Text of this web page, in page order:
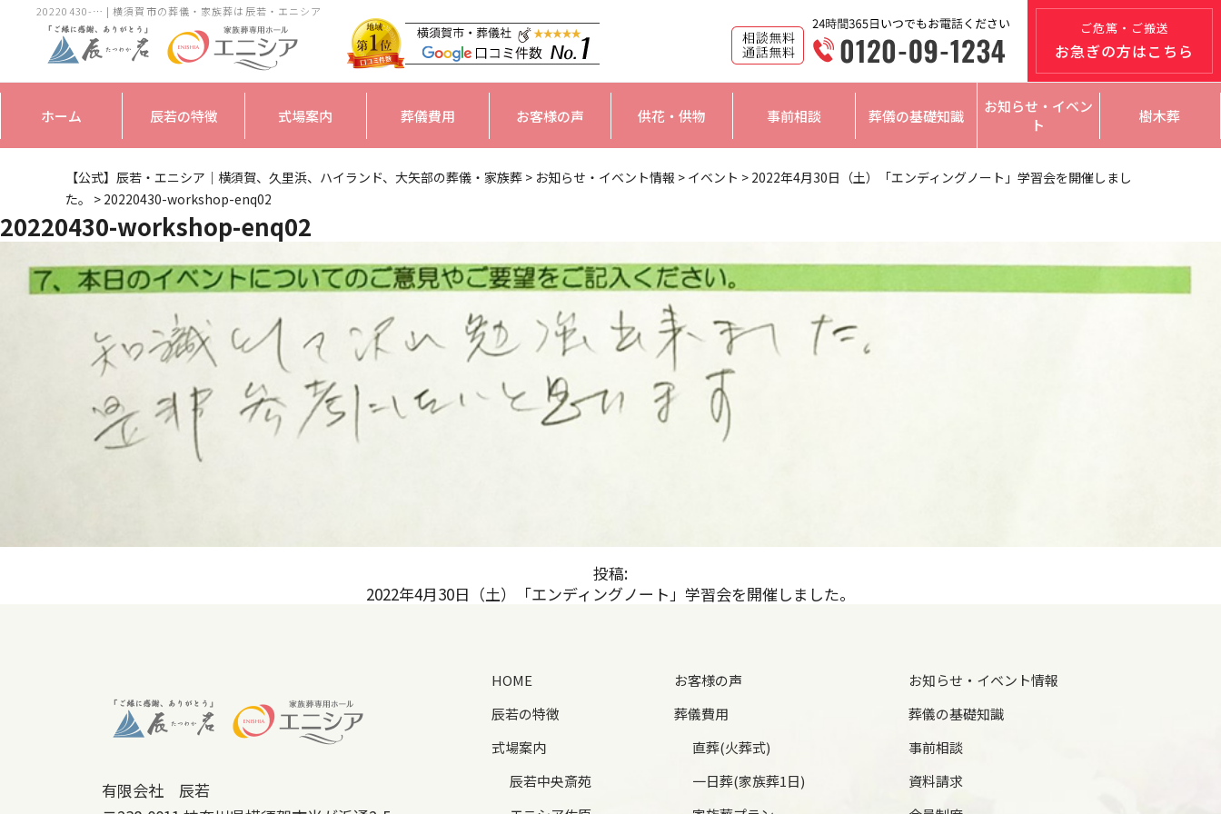
20220430-… | 横須賀市の葬儀・家族葬は辰若・エニシア
ご危篤・ご搬送
お急ぎの方はこちら
ホーム 辰若の特徴 式場案内 葬儀費用 お客様の声 供花・供物 事前相談 葬儀の基礎知識
お知らせ・イベン
ト
樹木葬
【公式】辰若・エニシア｜横須賀、久里浜、ハイランド、大矢部の葬儀・家族葬 > お知らせ・イベント情報 > イベント > 2022年4月30日（土）「エンディングノート」学習会を開催しまし
た。
> 20220430-workshop-enq02
20220430-workshop-enq02
投稿:
2022年4月30日（土）「エンディングノート」学習会を開催しました。
有限会社 辰若
HOME
辰若の特徴
式場案内
辰若中央斎苑
お客様の声
葬儀費用
直葬(火葬式)
一日葬(家族葬1日)
お知らせ・イベント情報
葬儀の基礎知識
事前相談
資料請求